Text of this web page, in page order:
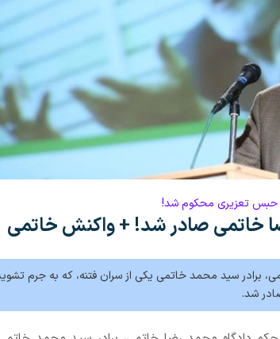
خاتمی صادر شد! + واکنش خاتمی
برادر سید محمد خاتمی یکی از سران فتنه، که به جرم
شد.